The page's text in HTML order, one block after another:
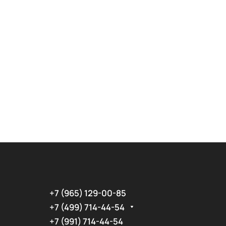
+7 (965) 129-00-85
+7 (499) 714-44-54
+7 (991) 714-44-54